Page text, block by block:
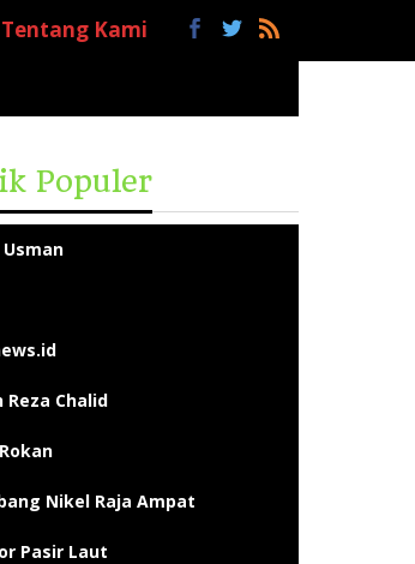
Tentang Kami
Populer
Usman
Reza Chalid
Nikel Raja Ampat
Pasir Laut